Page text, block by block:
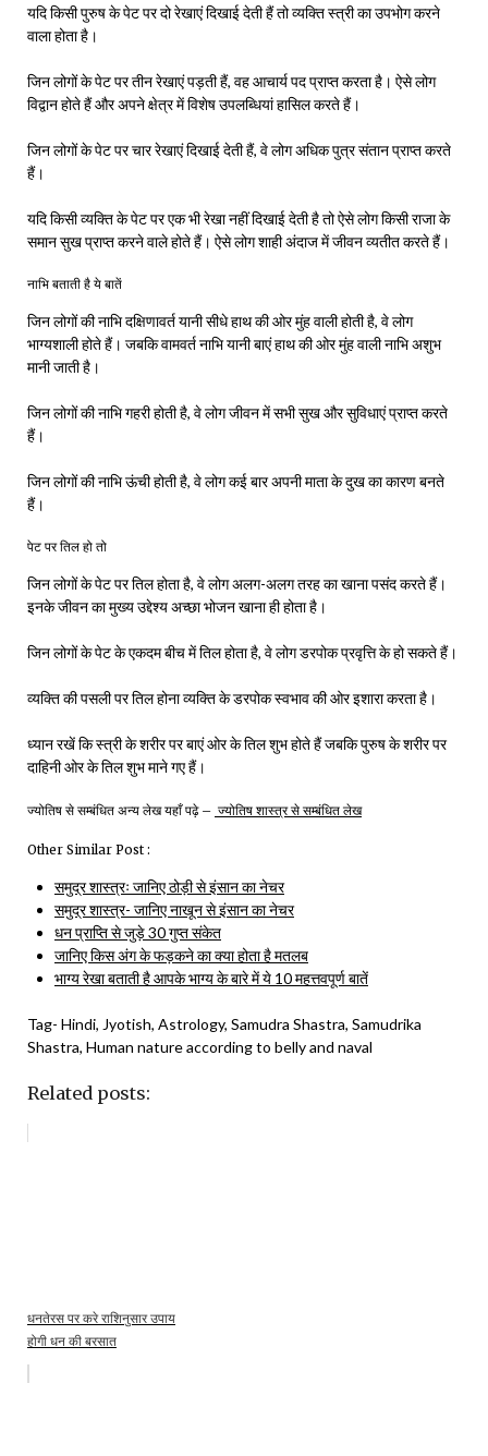
यदि किसी पुरुष के पेट पर दो रेखाएं दिखाई देती हैं तो व्यक्ति स्त्री का उपभोग करने
वाला होता है।
जिन लोगों के पेट पर तीन रेखाएं पड़ती हैं, वह आचार्य पद प्राप्त करता है। ऐसे लोग
विद्वान होते हैं और अपने क्षेत्र में विशेष उपलब्धियां हासिल करते हैं।
जिन लोगों के पेट पर चार रेखाएं दिखाई देती हैं, वे लोग अधिक पुत्र संतान प्राप्त करते
हैं।
यदि किसी व्यक्ति के पेट पर एक भी रेखा नहीं दिखाई देती है तो ऐसे लोग किसी राजा के
समान सुख प्राप्त करने वाले होते हैं। ऐसे लोग शाही अंदाज में जीवन व्यतीत करते हैं।
नाभि बताती है ये बातें
जिन लोगों की नाभि दक्षिणावर्त यानी सीधे हाथ की ओर मुंह वाली होती है, वे लोग
भाग्यशाली होते हैं। जबकि वामवर्त नाभि यानी बाएं हाथ की ओर मुंह वाली नाभि अशुभ
मानी जाती है।
जिन लोगों की नाभि गहरी होती है, वे लोग जीवन में सभी सुख और सुविधाएं प्राप्त करते
हैं।
जिन लोगों की नाभि ऊंची होती है, वे लोग कई बार अपनी माता के दुख का कारण बनते
हैं।
पेट पर तिल हो तो
जिन लोगों के पेट पर तिल होता है, वे लोग अलग-अलग तरह का खाना पसंद करते हैं।
इनके जीवन का मुख्य उद्देश्य अच्छा भोजन खाना ही होता है।
जिन लोगों के पेट के एकदम बीच में तिल होता है, वे लोग डरपोक प्रवृत्ति के हो सकते हैं।
व्यक्ति की पसली पर तिल होना व्यक्ति के डरपोक स्वभाव की ओर इशारा करता है।
ध्यान रखें कि स्त्री के शरीर पर बाएं ओर के तिल शुभ होते हैं जबकि पुरुष के शरीर पर
दाहिनी ओर के तिल शुभ माने गए हैं।
ज्योतिष से सम्बंधित अन्य लेख यहाँ पढ़े – ज्योतिष शास्त्र से सम्बंधित लेख
Other Similar Post :
समुद्र शास्त्रः जानिए ठोड़ी से इंसान का नेचर
समुद्र शास्त्र- जानिए नाखून से इंसान का नेचर
धन प्राप्ति से जुड़े 30 गुप्त संकेत
जानिए किस अंग के फड़कने का क्या होता है मतलब
भाग्य रेखा बताती है आपके भाग्य के बारे में ये 10 महत्तवपूर्ण बातें
Tag- Hindi, Jyotish, Astrology, Samudra Shastra, Samudrika
Shastra, Human nature according to belly and naval
Related posts:
धनतेरस पर करे राशिनुसार उपाय
होगी धन की बरसात